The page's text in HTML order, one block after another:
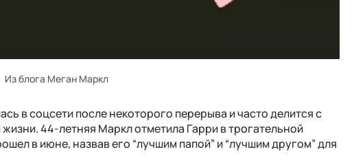
Из блога Меган Маркл
в соцсети после некоторого перерыва и часто делится с
44-летняя Маркл отметила Гарри в трогательной
в июне, назвав его “лучшим папой” и “лучшим другом” для